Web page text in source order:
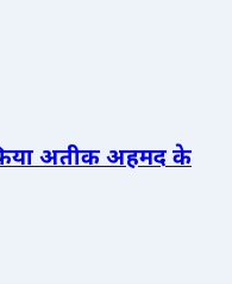
अतीक अहमद के